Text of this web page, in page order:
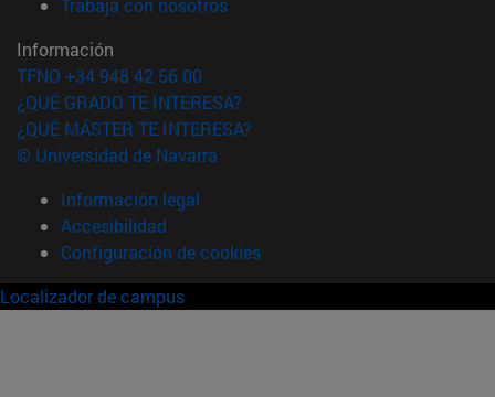
Información
TFNO +34 948 42 56 00
¿QUÉ GRADO TE INTERESA?
¿QUÉ MÁSTER TE INTERESA?
© Universidad de Navarra
Información legal
Accesibilidad
Configuración de cookies
Localizador de campus